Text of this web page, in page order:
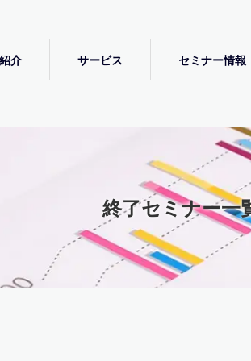
介 サービス セミナー情報
終了セミナー一